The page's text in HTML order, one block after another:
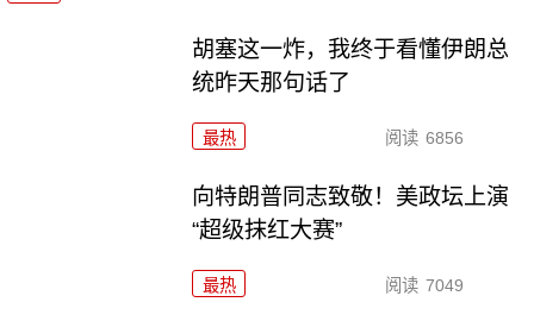
胡塞这一炸，我终于看懂伊朗总
统昨天那句话了
最热 阅读 6856
向特朗普同志致敬！美政坛上演
“超级抹红大赛”
最热 阅读 7049